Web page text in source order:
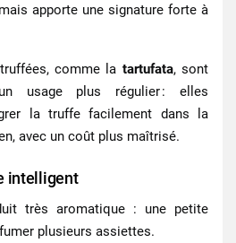
apporte une signature forte à
comme la tartufata, sont
usage plus régulier : elles
la truffe facilement dans la
avec un coût plus maîtrisé.
intelligent
très aromatique : une petite
plusieurs assiettes.